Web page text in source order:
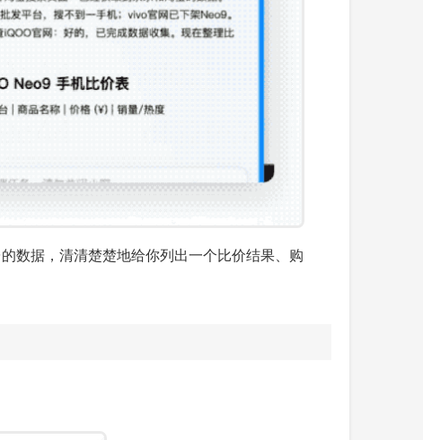
数据，清清楚楚地给你列出一个比价结果、购